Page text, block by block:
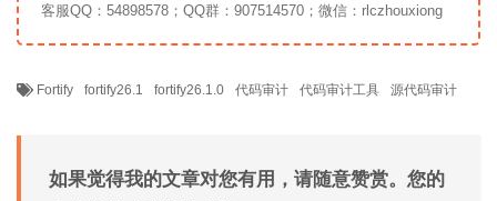
客服QQ：54898578；QQ群：907514570；微信：rlczhouxiong
Fortify fortify26.1 fortify26.1.0 代码审计 代码审计工具 源代码审计
如果觉得我的文章对您有用，请随意赞赏。您的